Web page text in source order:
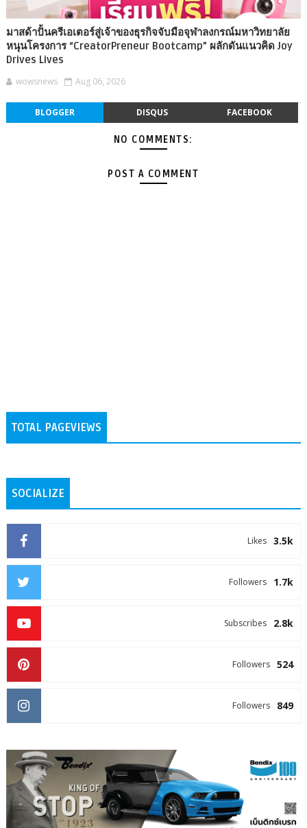
มาสด้าปั้นครีเอเตอร์สู่เจ้าของธุรกิจจับมือจุฬาลงกรณ์มหาวิทยาลัย
หนุนโครงการ “CreatorPreneur Bootcamp” ผลักดันแนวคิด Joy
Drives Lives
wowsnews Aug 06, 2026
BLOGGER DISQUS FACEBOOK
NO COMMENTS:
POST A COMMENT
TOTAL PAGEVIEWS
SOCIALIZE
3.5k
Likes
1.7k
Followers
2.8k
Subscribes
524
Followers
849
Followers